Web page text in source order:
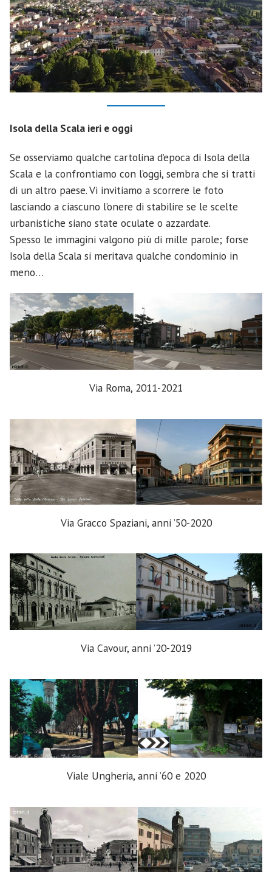
Isola della Scala ieri e oggi
Se osserviamo qualche cartolina d’epoca di Isola della
Scala e la confrontiamo con l’oggi, sembra che si tratti
di un altro paese. Vi invitiamo a scorrere le foto
lasciando a ciascuno l’onere di stabilire se le scelte
urbanistiche siano state oculate o azzardate.
Spesso le immagini valgono più di mille parole; forse
Isola della Scala si meritava qualche condominio in
meno…
Via Roma, 2011-2021
Via Gracco Spaziani, anni ’50-2020
Via Cavour, anni ’20-2019
Viale Ungheria, anni ’60 e 2020